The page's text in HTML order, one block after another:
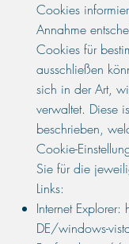
Cookies
Annahme
Cookies für
ausschließen
sich in der Art,
verwaltet. Diese
beschrieben,
Cookie-
Sie für die
Links:
Internet Explorer:
DE/windows-